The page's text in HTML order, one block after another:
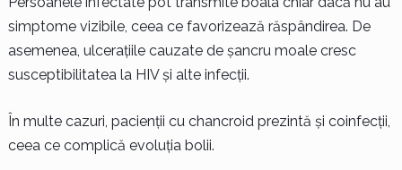
simptome vizibile, ceea ce favorizează răspândirea. De
asemenea, ulcerațiile cauzate de șancru moale cresc
susceptibilitatea la HIV și alte infecții.
În multe cazuri, pacienții cu chancroid prezintă și coinfecții,
ceea ce complică evoluția bolii.